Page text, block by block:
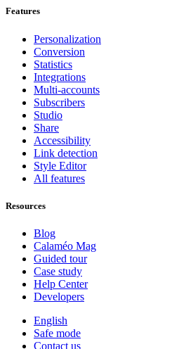
Features
Personalization
Conversion
Statistics
Integrations
Multi-accounts
Subscribers
Studio
Share
Accessibility
Link detection
Style Editor
All features
Resources
Blog
Calaméo Mag
Guided tour
Case study
Help Center
Developers
English
Safe mode
Contact us